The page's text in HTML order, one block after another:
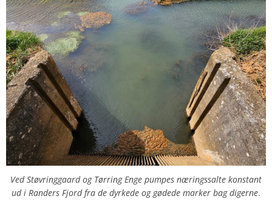
Ved Støvringgaard og Tørring Enge pumpes næringssalte konstant
ud i Randers Fjord fra de dyrkede og gødede marker bag digerne.